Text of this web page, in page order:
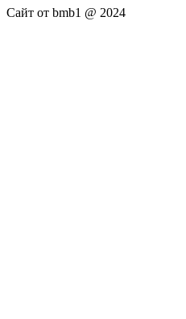
Сайт от bmb1 @ 2024